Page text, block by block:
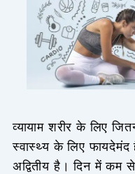
व्यायाम शरीर के लिए
स्वास्थ्य के लिए फायदेमंद
अद्वितीय है। दिन में कम